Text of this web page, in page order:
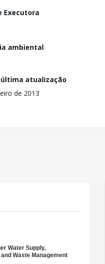
Executora
ambiental
atualização
de 2013
Water Supply,
Waste Management